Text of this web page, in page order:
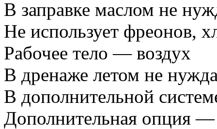
В заправке маслом не
Не использует фреонов,
Рабочее тело — воздух
В дренаже летом не
В дополнительной
Дополнительная опция —